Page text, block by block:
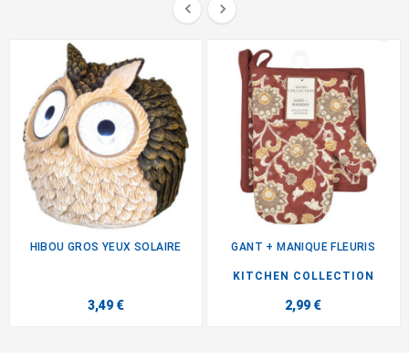
 
HIBOU GROS YEUX SOLAIRE
3,49 €
GANT + MANIQUE FLEURIS
KITCHEN COLLECTION
2,99 €